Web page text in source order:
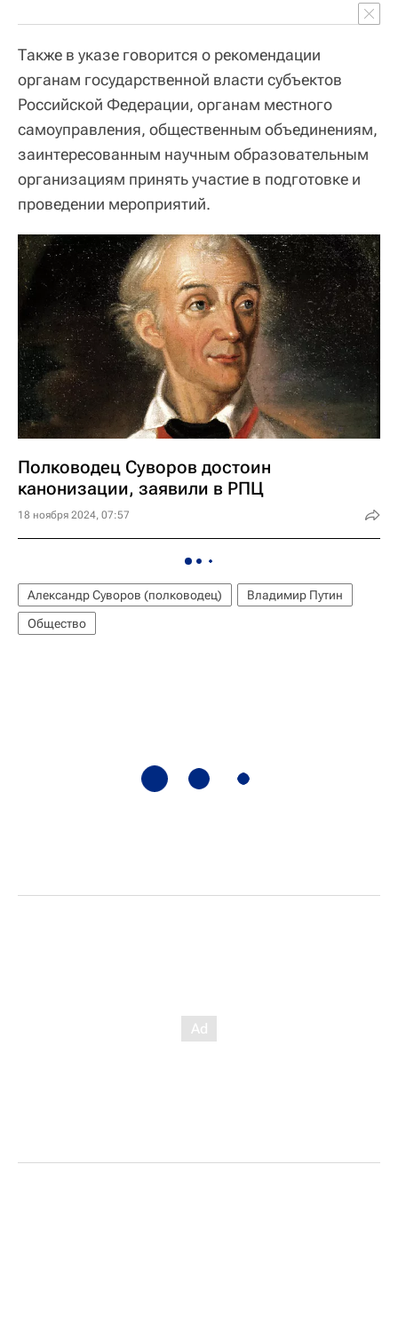
Также в указе говорится о рекомендации
органам государственной власти субъектов
Российской Федерации, органам местного
самоуправления, общественным объединениям,
заинтересованным научным образовательным
организациям принять участие в подготовке и
проведении мероприятий.
Полководец Суворов достоин
канонизации, заявили в РПЦ
18 ноября 2024, 07:57
Александр Суворов (полководец)
Владимир Путин
Общество